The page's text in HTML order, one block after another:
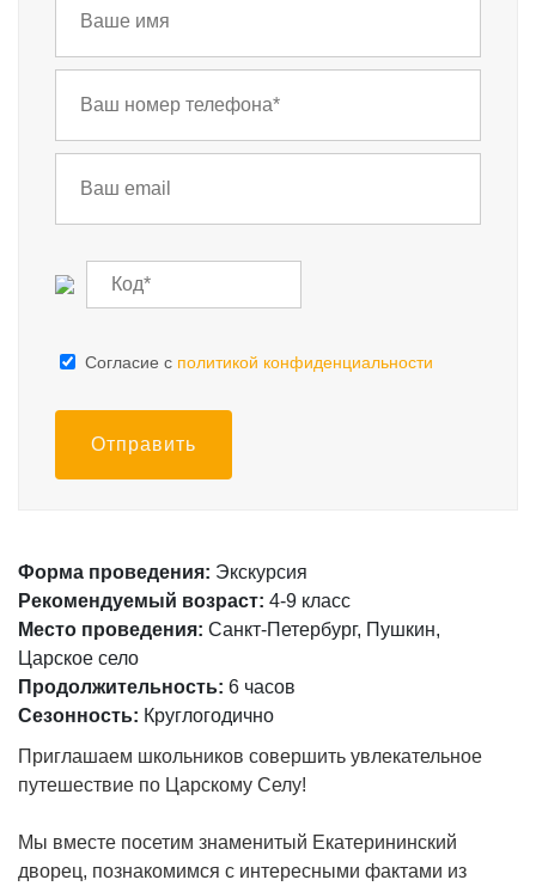
Cогласие с политикой конфиденциальности
Отправить
Форма проведения: Экскурсия
Рекомендуемый возраст: 4-9 класс
Место проведения: Санкт-Петербург, Пушкин,
Царское село
Продолжительность: 6 часов
Сезонность: Круглогодично
Приглашаем школьников совершить увлекательное
путешествие по Царскому Селу!
Мы вместе посетим знаменитый Екатерининский
дворец, познакомимся с интересными фактами из